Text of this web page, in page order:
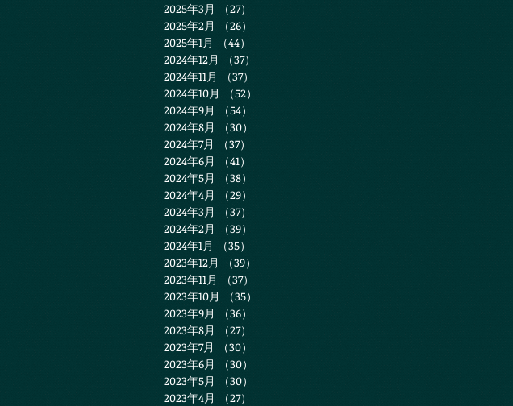
2025年3月
（27）
2025年2月
（26）
2025年1月
（44）
2024年12月
（37）
2024年11月
（37）
2024年10月
（52）
2024年9月
（54）
2024年8月
（30）
2024年7月
（37）
2024年6月
（41）
2024年5月
（38）
2024年4月
（29）
2024年3月
（37）
2024年2月
（39）
2024年1月
（35）
2023年12月
（39）
2023年11月
（37）
2023年10月
（35）
2023年9月
（36）
2023年8月
（27）
2023年7月
（30）
2023年6月
（30）
2023年5月
（30）
2023年4月
（27）